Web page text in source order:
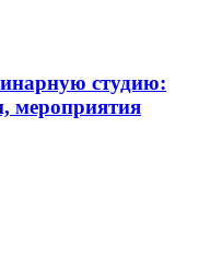
студию:
мероприятия